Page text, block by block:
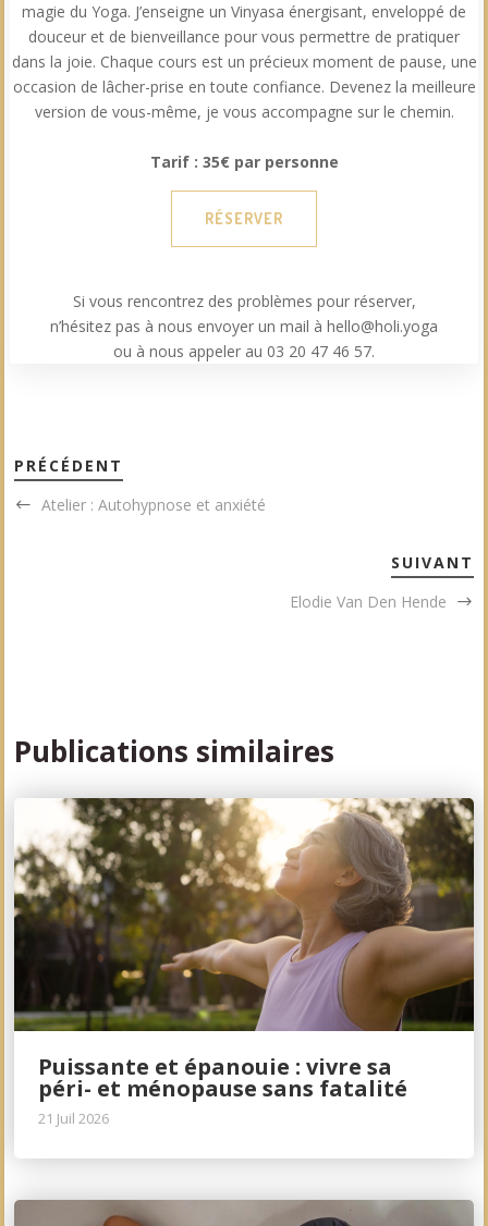
magie du Yoga. J’enseigne un Vinyasa énergisant, enveloppé de
douceur et de bienveillance pour vous permettre de pratiquer
dans la joie. Chaque cours est un précieux moment de pause, une
occasion de lâcher-prise en toute confiance. Devenez la meilleure
version de vous-même, je vous accompagne sur le chemin.
Tarif : 35€ par personne
RÉSERVER
Si vous rencontrez des problèmes pour réserver,
n’hésitez pas à nous envoyer un mail à hello@holi.yoga
ou à nous appeler au 03 20 47 46 57.
PRÉCÉDENT
Atelier : Autohypnose et anxiété
SUIVANT
Elodie Van Den Hende
Publications similaires
Puissante et épanouie : vivre sa
péri- et ménopause sans fatalité
21 Juil 2026